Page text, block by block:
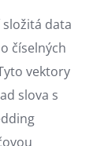
data
číselných
vektory
slova s